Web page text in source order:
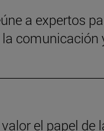
a expertos
comunicación
el papel de